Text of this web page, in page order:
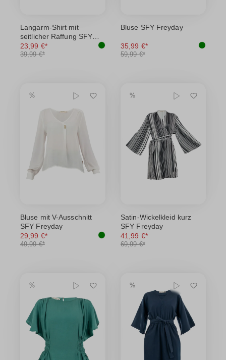
Langarm-Shirt mit
seitlicher Raffung SFY
Freyday
23,99 €*
39,99 €*
Bluse SFY Freyday
35,99 €*
59,99 €*
Bluse mit V-Ausschnitt
SFY Freyday
29,99 €*
49,99 €*
Satin-Wickelkleid kurz
SFY Freyday
41,99 €*
69,99 €*